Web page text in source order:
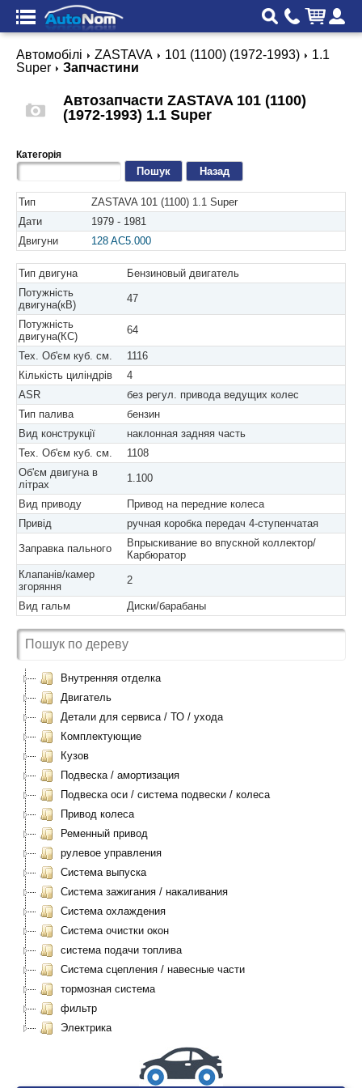
Автомобілі ZASTAVA 101 (1100) (1972-1993)
1.1
Super
Запчастини
Автозапчасти ZASTAVA 101 (1100)
(1972-1993) 1.1 Super
Категорія
Назад
Тип
ZASTAVA 101 (1100) 1.1 Super
Дати
1979 - 1981
Двигуни
128 AC5.000
Тип двигуна
Бензиновый двигатель
Потужність
двигуна(кВ)
47
Потужність
двигуна(КС)
64
Тех. Об'єм куб. см.
1116
Кількість циліндрів
4
ASR
без регул. привода ведущих колес
Тип палива
бензин
Вид конструкції
наклонная задняя часть
Тех. Об'єм куб. см.
1108
Об'єм двигуна в
літрах
1.100
Вид приводу
Привод на передние колеса
Привід
ручная коробка передач 4-ступенчатая
Заправка пального
Впрыскивание во впускной коллектор/
Карбюратор
Клапанів/камер
згоряння
2
Вид гальм Диски/барабаны
Внутренняя отделка
Двигатель
Детали для сервиса / ТО / ухода
Комплектующие
Кузов
Подвеска / амортизация
Подвеска оси / система подвески / колеса
Привод колеса
Ременный привод
рулевое управления
Система выпуска
Система зажигания / накаливания
Система охлаждения
Система очистки окон
система подачи топлива
Система сцепления / навесные части
тормозная система
фильтр
Электрика